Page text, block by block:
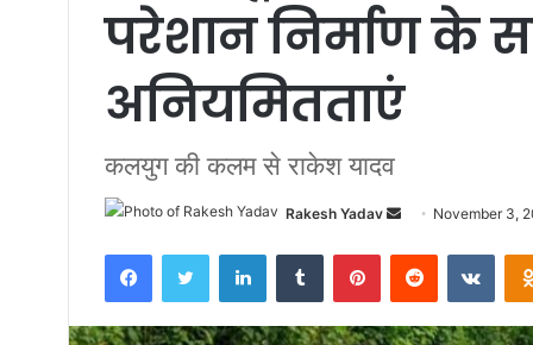
परेशान निर्माण के
अनियमितताएं
कलयुग की कलम से राकेश यादव
Rakesh Yadav
n
d
a
November 3,